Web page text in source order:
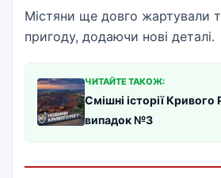
Містяни ще довго жартували
пригоду, додаючи нові деталі.
ЧИТАЙТЕ ТАКОЖ:
Смішні історії
випадок №3